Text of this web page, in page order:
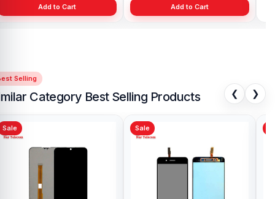
Add to Cart Add to Cart
Selling
Category Best Selling Products ❮ ❯
Sale Sale